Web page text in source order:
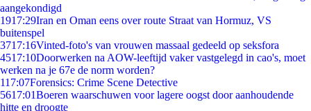
aangekondigd
1917:29Iran en Oman eens over route Straat van Hormuz, VS
buitenspel
3717:16Vinted-foto's van vrouwen massaal gedeeld op seksfora
4517:10Doorwerken na AOW-leeftijd vaker vastgelegd in cao's, moet
werken na je 67e de norm worden?
117:07Forensics: Crime Scene Detective
5617:01Boeren waarschuwen voor lagere oogst door aanhoudende
hitte en droogte